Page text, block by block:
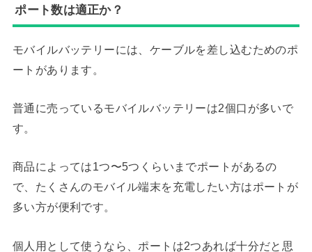
ポート数は適正か？
モバイルバッテリーには、ケーブルを差し込むためのポ
ートがあります。
普通に売っているモバイルバッテリーは2個口が多いで
す。
商品によっては1つ〜5つくらいまでポートがあるの
で、たくさんのモバイル端末を充電したい方はポートが
多い方が便利です。
個人用として使うなら、ポートは2つあれば十分だと思